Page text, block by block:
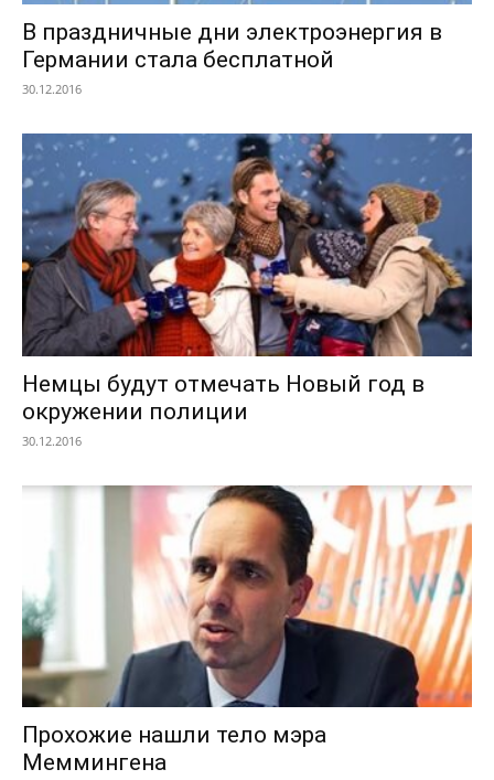
В праздничные дни электроэнергия в
Германии стала бесплатной
30.12.2016
Немцы будут отмечать Новый год в
окружении полиции
30.12.2016
Прохожие нашли тело мэра
Меммингена